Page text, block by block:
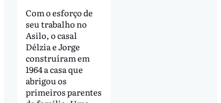
Com o esforço de
seu trabalho no
Asilo, o casal
Délzia e Jorge
construíram em
1964 a casa que
abrigou os
primeiros parentes